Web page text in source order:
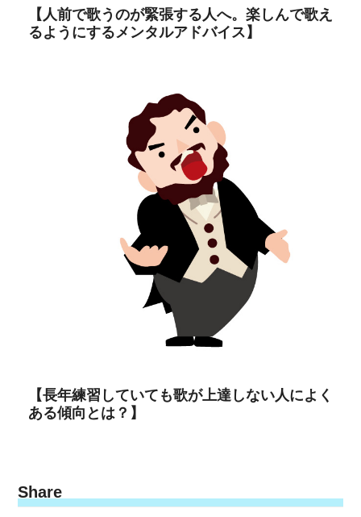
【人前で歌うのが緊張する人へ。楽しんで歌え
るようにするメンタルアドバイス】
【長年練習していても歌が上達しない人によく
ある傾向とは？】
Share